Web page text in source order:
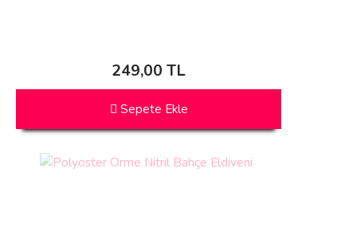
249,00 TL
Sepete Ekle